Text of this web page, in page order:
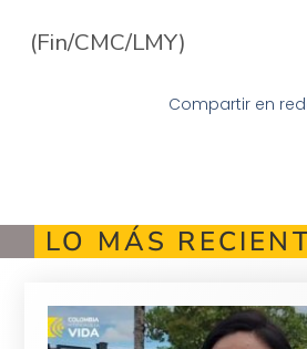
(Fin/CMC/LMY)
Compartir en
LO MÁS